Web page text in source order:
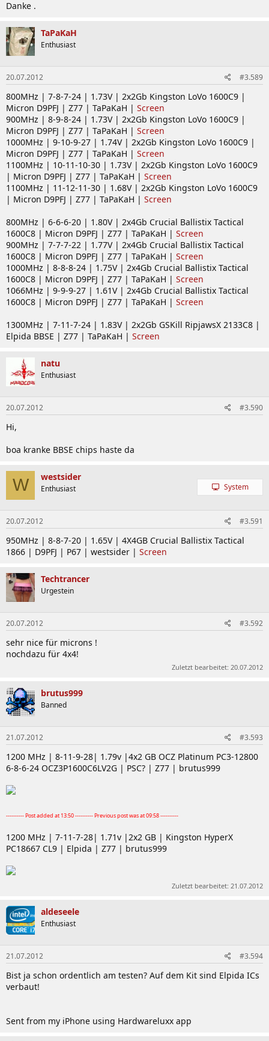
Danke .
TaPaKaH
Enthusiast
20.07.2012 #3.589
800MHz | 7-8-7-24 | 1.73V | 2x2Gb Kingston LoVo 1600C9 |
Micron D9PFJ | Z77 | TaPaKaH | Screen
900MHz | 8-9-8-24 | 1.73V | 2x2Gb Kingston LoVo 1600C9 |
Micron D9PFJ | Z77 | TaPaKaH | Screen
1000MHz | 9-10-9-27 | 1.74V | 2x2Gb Kingston LoVo 1600C9 |
Micron D9PFJ | Z77 | TaPaKaH | Screen
1100MHz | 10-11-10-30 | 1.73V | 2x2Gb Kingston LoVo 1600C9
| Micron D9PFJ | Z77 | TaPaKaH | Screen
1100MHz | 11-12-11-30 | 1.68V | 2x2Gb Kingston LoVo 1600C9
| Micron D9PFJ | Z77 | TaPaKaH | Screen
800MHz | 6-6-6-20 | 1.80V | 2x4Gb Crucial Ballistix Tactical
1600C8 | Micron D9PFJ | Z77 | TaPaKaH | Screen
900MHz | 7-7-7-22 | 1.77V | 2x4Gb Crucial Ballistix Tactical
1600C8 | Micron D9PFJ | Z77 | TaPaKaH | Screen
1000MHz | 8-8-8-24 | 1.75V | 2x4Gb Crucial Ballistix Tactical
1600C8 | Micron D9PFJ | Z77 | TaPaKaH | Screen
1066MHz | 9-9-9-27 | 1.61V | 2x4Gb Crucial Ballistix Tactical
1600C8 | Micron D9PFJ | Z77 | TaPaKaH | Screen
1300MHz | 7-11-7-24 | 1.83V | 2x2Gb GSKill RipjawsX 2133C8 |
Elpida BBSE | Z77 | TaPaKaH | Screen
natu
Enthusiast
20.07.2012 #3.590
Hi,
boa kranke BBSE chips haste da
W westsider
Enthusiast System
20.07.2012 #3.591
950MHz | 8-8-7-20 | 1.65V | 4X4GB Crucial Ballistix Tactical
1866 | D9PFJ | P67 | westsider | Screen
Techtrancer
Urgestein
20.07.2012 #3.592
sehr nice für microns !
nochdazu für 4x4!
Zuletzt bearbeitet: 20.07.2012
brutus999
Banned
21.07.2012 #3.593
1200 MHz | 8-11-9-28| 1.79v |4x2 GB OCZ Platinum PC3-12800
6-8-6-24 OCZ3P1600C6LV2G | PSC? | Z77 | brutus999
---------- Post added at 13:50 ---------- Previous post was at 09:58 ----------
1200 MHz | 7-11-7-28| 1.71v |2x2 GB | Kingston HyperX
PC18667 CL9 | Elpida | Z77 | brutus999
Zuletzt bearbeitet: 21.07.2012
aldeseele
Enthusiast
21.07.2012 #3.594
Bist ja schon ordentlich am testen? Auf dem Kit sind Elpida ICs
verbaut!
Sent from my iPhone using Hardwareluxx app